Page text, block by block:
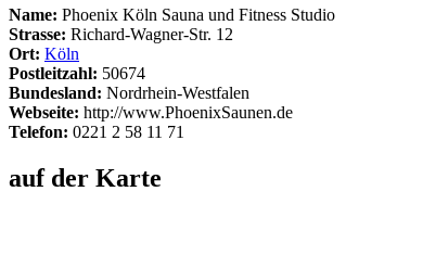
Name: Phoenix Köln Sauna und Fitness Studio
Strasse: Richard-Wagner-Str. 12
Ort: Köln
Postleitzahl: 50674
Bundesland: Nordrhein-Westfalen
Webseite: http://www.PhoenixSaunen.de
Telefon: 0221 2 58 11 71
auf der Karte